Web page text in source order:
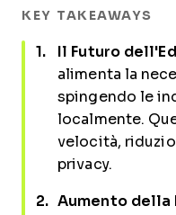
KEY TAKEAWAYS
Il Futuro
alimenta la
spingendo le
localmente.
velocità,
privacy.
Aumento della